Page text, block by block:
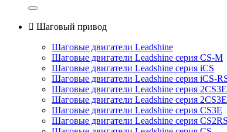
 Шаговый привод
Шаговые двигатели Leadshine
Шаговые двигатели Leadshine серия CS-M
Шаговые двигатели Leadshine серия iCS
Шаговые двигатели Leadshine серия iCS-
Шаговые двигатели Leadshine серия
Шаговые двигатели Leadshine серия 2CS3E
Шаговые двигатели Leadshine серия CS3E
Шаговые двигатели Leadshine серия CS2RS